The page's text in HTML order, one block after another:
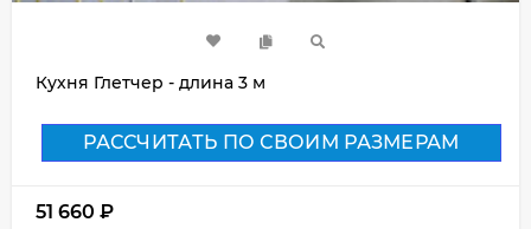
Кухня Глетчер - длина 3 м
РАССЧИТАТЬ ПО СВОИМ РАЗМЕРАМ
51 660 ₽